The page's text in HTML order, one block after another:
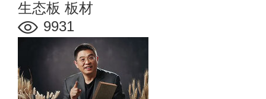
生态板 板材
9931